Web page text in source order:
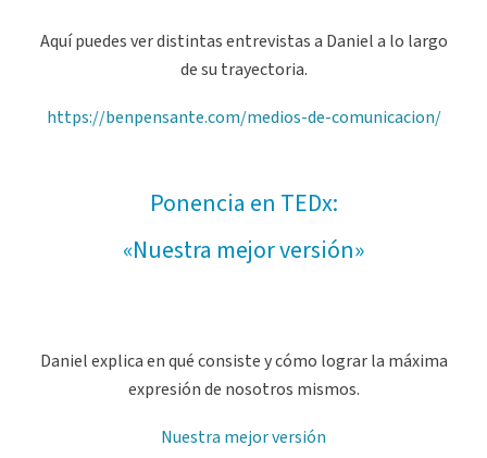
Aquí puedes ver distintas entrevistas a Daniel a lo largo
de su trayectoria.
https://benpensante.com/medios-de-comunicacion/
Ponencia en TEDx:
«Nuestra mejor versión»
Daniel explica en qué consiste y cómo lograr la máxima
expresión de nosotros mismos.
Nuestra mejor versión